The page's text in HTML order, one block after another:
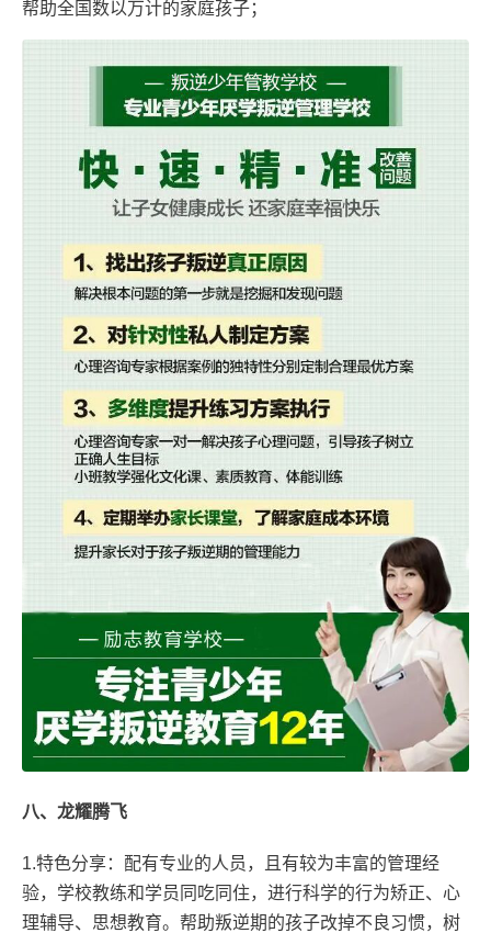
帮助全国数以万计的家庭孩子；
八、龙耀腾飞
1.特色分享：配有专业的人员，且有较为丰富的管理经
验，学校教练和学员同吃同住，进行科学的行为矫正、心
理辅导、思想教育。帮助叛逆期的孩子改掉不良习惯，树